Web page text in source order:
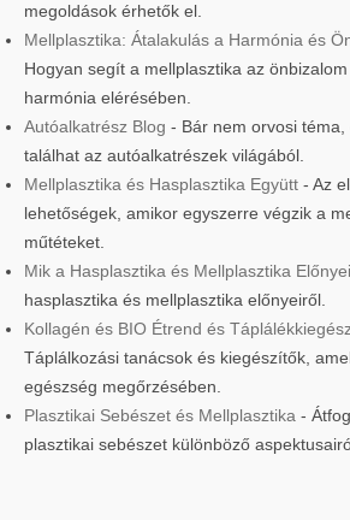
megoldások érhetők el.
Mellplasztika: Átalakulás a Harmónia és
Hogyan segít a mellplasztika az
harmónia elérésében.
Autóalkatrész Blog - Bár nem orvosi
találhat az autóalkatrészek világából.
Mellplasztika és Hasplasztika Együtt - Az
lehetőségek, amikor egyszerre végzik a
műtéteket.
Mik a Hasplasztika és Mellplasztika Előnyei
hasplasztika és mellplasztika előnyeiről.
Kollagén és BIO Étrend és
Táplálkozási tanácsok és kiegészítők,
egészség megőrzésében.
Plasztikai Sebészet és Mellplasztika -
plasztikai sebészet különböző